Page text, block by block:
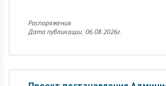
Распоряжения
Дата публикации: 06.08.2026г.